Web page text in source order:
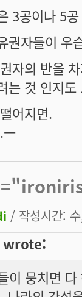
3공이나 5
권자들이 우
자의 반을
는 것 인지
어지면.
ㅡ
/ 작성시간:
이 뭉치면